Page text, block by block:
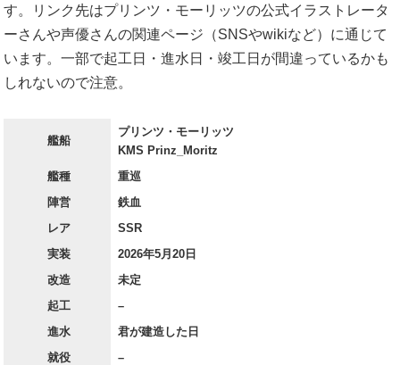
す。リンク先はプリンツ・モーリッツの公式イラストレータ
ーさんや声優さんの関連ページ（SNSやwikiなど）に通じて
います。一部で起工日・進水日・竣工日が間違っているかも
しれないので注意。
艦船
プリンツ・モーリッツ
KMS Prinz_Moritz
艦種
重巡
陣営
鉄血
レア
SSR
実装
2026年5月20日
改造
未定
起工
–
進水
君が建造した日
就役
–